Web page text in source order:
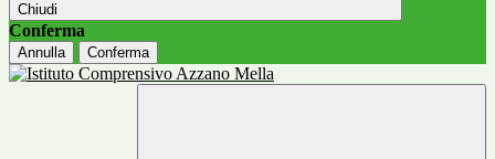
Chiudi
Conferma
Annulla Conferma